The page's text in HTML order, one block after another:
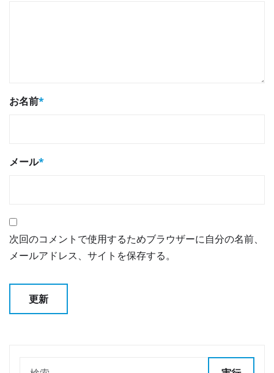
お名前*
メール*
次回のコメントで使用するためブラウザーに自分の名前、
メールアドレス、サイトを保存する。